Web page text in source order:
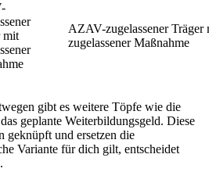
mit
AZAV-zugelassener Träger
zugelassener Maßnahme
gibt es weitere Töpfe wie die
geplante Weiterbildungsgeld. Diese
geknüpft und ersetzen die
Variante für dich gilt, entscheidet